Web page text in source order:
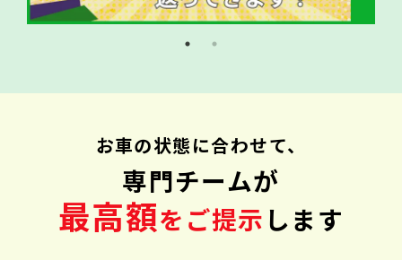
お車の状態に合わせて、
専門チームが
最高額をご提示 します